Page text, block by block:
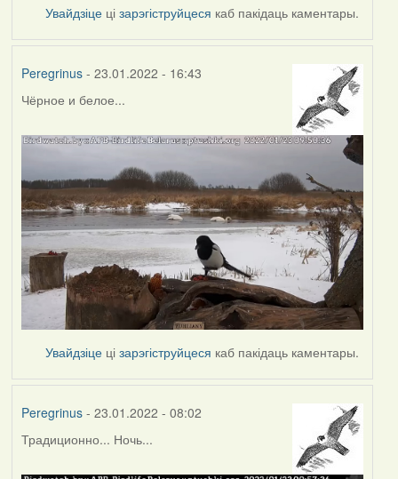
Увайдзіце цізарэгіструйцеся каб пакідаць каментары.
Peregrinus- 23.01.2022 - 16:43
Чёрное и белое...
Увайдзіце цізарэгіструйцеся каб пакідаць каментары.
Peregrinus- 23.01.2022 - 08:02
Традиционно... Ночь...